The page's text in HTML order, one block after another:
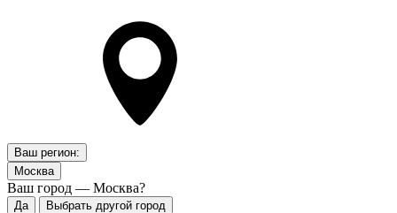
Ваш регион:
Москва
Ваш город — Москва?
Да Выбрать другой город